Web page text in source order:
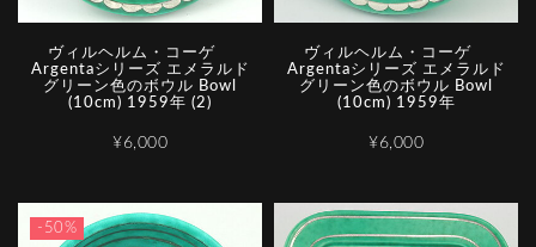
ヴィルヘルム・コーゲ
Argentaシリーズ エメラルド
グリーン色のボウル Bowl
(10cm) 1959年 (2)
¥6,000
ヴィルヘルム・コーゲ
Argentaシリーズ エメラルド
グリーン色のボウル Bowl
(10cm) 1959年
¥6,000
-50%